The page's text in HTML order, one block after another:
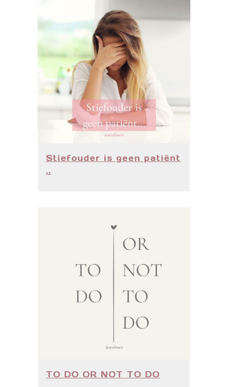
Stiefouder is geen patiënt
..
TO DO OR NOT TO DO